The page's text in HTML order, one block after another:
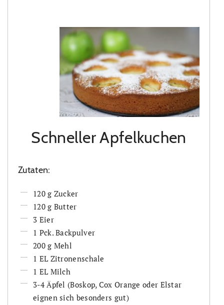
Schneller Apfelkuchen
Zutaten:
120 g Zucker
120 g Butter
3 Eier
1 Pck. Backpulver
200 g Mehl
1 EL Zitronenschale
1 EL Milch
3-4 Äpfel (Boskop, Cox Orange oder Elstar
eignen sich besonders gut)